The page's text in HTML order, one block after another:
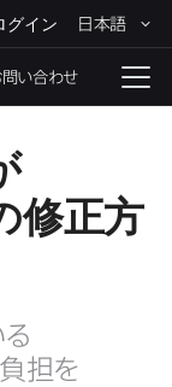
日本語
ナ
ョ
ン
問い合わせ
修正方​
担を​